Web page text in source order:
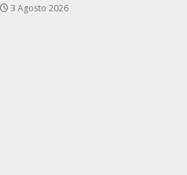
3 Agosto 2026